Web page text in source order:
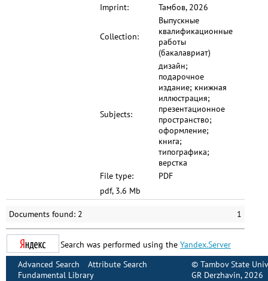
Imprint:
Тамбов, 2026
Collection:
Выпускные
квалификационные
работы
(бакалавриат)
Subjects:
дизайн;
подарочное
издание; книжная
иллюстрация;
презентационное
пространство;
оформление;
книга;
типографика;
верстка
File type:
PDF
pdf, 3.6 Mb
Documents found: 2 1
Search was performed using the Yandex.Server
Advanced Search
Attribute Search
Fundamental Library
© Tambov State
GR Derzhavin, 2026